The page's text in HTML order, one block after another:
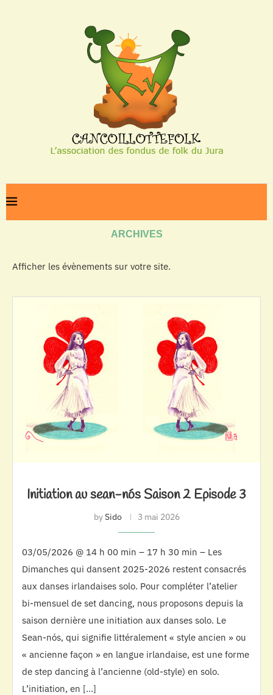
ARCHIVES
Afficher les évènements sur votre site.
Initiation au sean-nós Saison 2 Episode 3
bySido 3 mai 2026
03/05/2026 @ 14 h 00 min – 17 h 30 min – Les
Dimanches qui dansent 2025-2026 restent consacrés
aux danses irlandaises solo. Pour compléter l’atelier
bi-mensuel de set dancing, nous proposons depuis la
saison dernière une initiation aux danses solo. Le
Sean-nós, qui signifie littéralement « style ancien » ou
« ancienne façon » en langue irlandaise, est une forme
de step dancing à l’ancienne (old-style) en solo.
L’initiation, en […]